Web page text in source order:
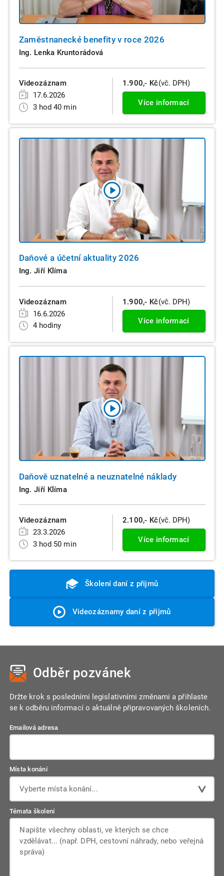
Zaměstnanecké benefity v roce 2026
Ing. Lenka Kruntorádová
Videozáznam
17.6.2026
3 hod 40 min
1.900,- Kč(vč. DPH)
Více informací
Daňové a účetní aktuality 2026
Ing. Jiří Klíma
Videozáznam
16.6.2026
4 hodiny
1.900,- Kč(vč. DPH)
Více informací
Daňově uznatelné a neuznatelné náklady
Ing. Jiří Klíma
Videozáznam
23.3.2026
3 hod 50 min
2.100,- Kč(vč. DPH)
Více informací
Školení daní z přijmů
Videozáznamy daní z přijmů
Odběr pozvánek
Držte krok s posledními legislativními změnami a přihlaste
se k odběru informací o aktuálně připravovaných školeních.
Emailová adresa
Místa konání
Vyberte místa konání...
Témata školení